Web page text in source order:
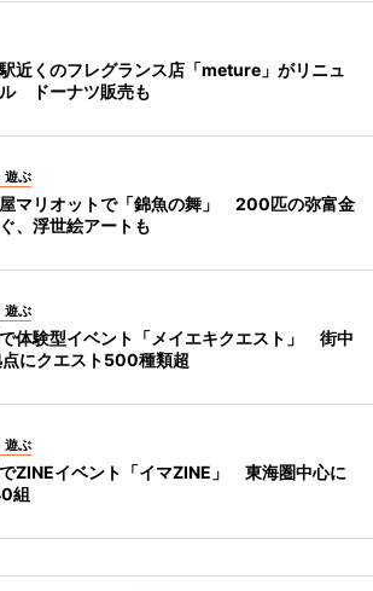
近くのフレグランス店「meture」がリニュ
ドーナツ販売も
遊ぶ
マリオットで「錦魚の舞」 200匹の弥富金
、浮世絵アートも
遊ぶ
体験型イベント「メイエキクエスト」 街中
にクエスト500種類超
遊ぶ
ZINEイベント「イマZINE」 東海圏中心に
組